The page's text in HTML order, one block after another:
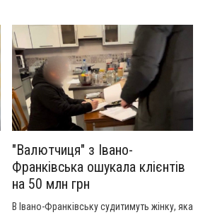
105 окремої бригади територіальної
оборони ЗСУ.
"Валютчиця" з Івано-
Франківська ошукала клієнтів
на 50 млн грн
В Івано-Франківську судитимуть жінку, яка